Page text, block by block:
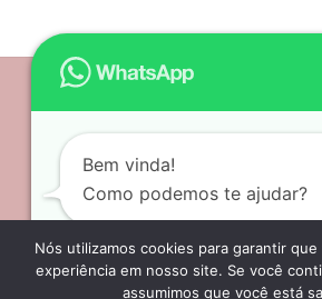
Bem vinda!
Como podemos te ajudar?
Nós utilizamos cookies para garantir
experiência em nosso site. Se você
assumimos que você está